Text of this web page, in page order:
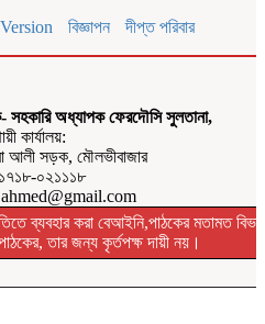
বিজ্ঞাপন দীপ্ত পরিবার
অধ্যাপক ফেরদৌসি সুলতানা,
কার্যালয়:
আলী সড়ক, মৌলভীবাজার
০২১১১৮
ব্যবহার করা বেআইনি,পাঠকের মতামত
তার জন্য কৃর্তপক্ষ দায়ী নয়।